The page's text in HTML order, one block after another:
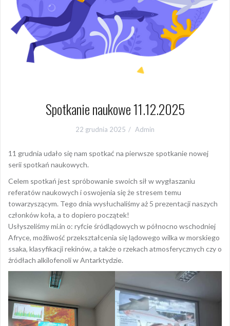
Spotkanie naukowe 11.12.2025
22 grudnia 2025 Admin
11 grudnia udało się nam spotkać na pierwsze spotkanie nowej
serii spotkań naukowych.
Celem spotkań jest spróbowanie swoich sił w wygłaszaniu
referatów naukowych i oswojenia się że stresem temu
towarzyszącym. Tego dnia wysłuchaliśmy aż 5 prezentacji naszych
członków koła, a to dopiero początek!
Usłyszeliśmy mi.in o: ryfcie śródlądowych w północno wschodniej
Afryce, możliwość przekształcenia się lądowego wilka w morskiego
ssaka, klasyfikacji rekinów, a także o rzekach atmosferycznych czy o
źródłach alkilofenoli w Antarktydzie.